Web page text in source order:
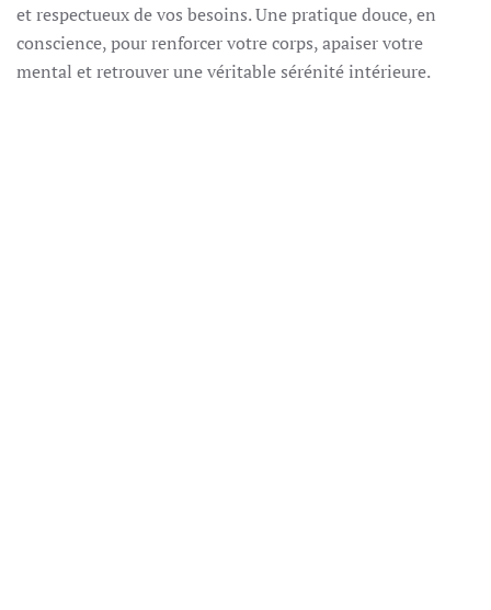
et respectueux de vos besoins. Une pratique douce, en
conscience, pour renforcer votre corps, apaiser votre
mental et retrouver une véritable sérénité intérieure.